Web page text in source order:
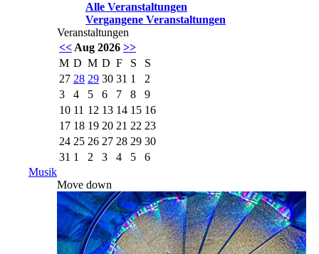
Alle Veranstaltungen
Vergangene Veranstaltungen
Veranstaltungen
<< Aug 2026 >>
M D M D F S
S
27 28 29 30 31 1
2
3
4 5 6 7 8
9
10 11 12 13 14 15 16
17 18 19 20 21 22 23
24 25 26 27 28 29 30
31 1 2 3 4 5
6
Musik
Move down